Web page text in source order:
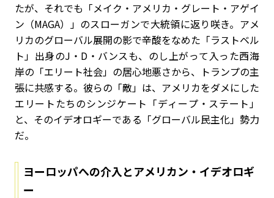
たが、それでも「メイク・アメリカ・グレート・アゲイ
ン（MAGA）」のスローガンで大統領に返り咲き。アメ
リカのグローバル展開の影で辛酸をなめた「ラストベル
ト」出身のJ ・ D ・バンスも、のし上がって入った西海
岸の「エリート社会」の居心地悪さから、トランプの主
張に共感する。彼らの「敵」は、アメリカをダメにした
エリートたちのシンジケート「ディープ・ステート」
と、そのイデオロギーである「グローバル民主化」勢力
だ。
ヨーロッパへの介入とアメリカン・イデオロギ
ー